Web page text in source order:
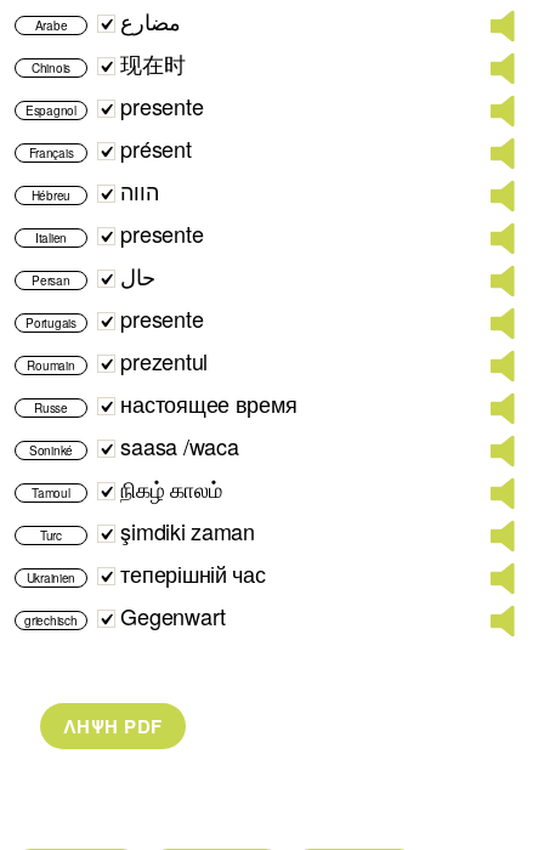
Arabe مضارع
Chinois 现在时
Espagnol presente
Français présent
Hébreu הווה
Italien presente
Persan حال
Portugais presente
Roumain prezentul
Russe настоящее время
Soninké saasa /waca
Tamoul நிகழ் காலம்
Turc şimdiki zaman
Ukrainien теперішній час
griechisch Gegenwart